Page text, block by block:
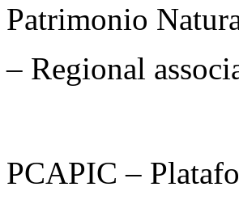
Patrimonio
– Regional
PCAPIC –